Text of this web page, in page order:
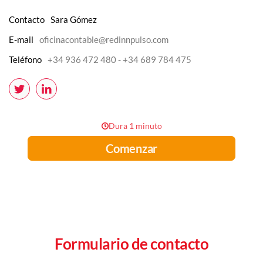
Contacto Sara Gómez
E-mail
oficinacontable@redinnpulso.com
Teléfono +34 936 472 480 - +34 689 784 475